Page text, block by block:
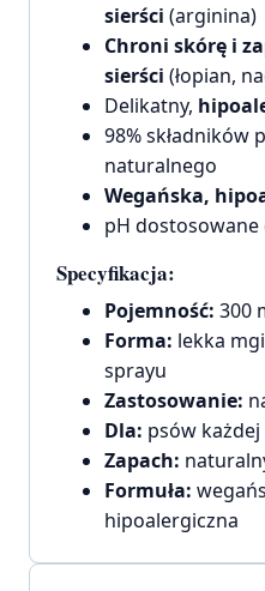
sierści (arginina)
Chroni skórę i
sierści (łopian,
Delikatny,
98% składników
naturalnego
Wegańska,
pH dostosowane
Specyfikacja:
Pojemność: 300
Forma: lekka
sprayu
Zastosowanie:
Dla: psów
Zapach:
Formuła:
hipoalergiczna